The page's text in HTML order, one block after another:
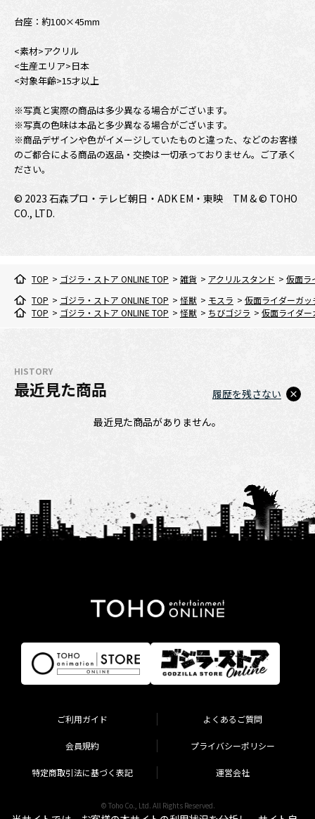
台座：約100×45mm
<素材>アクリル
<生産エリア>日本
<対象年齢>15才以上
※写真と実際の商品は多少異なる場合がございます。
※写真の色味は本品と多少異なる場合がございます。
※商品デザインや色がイメージしていたものと違った、などのお客様
のご都合による商品の返品・交換は一切承っておりません。ご了承く
ださい。
© 2023 石森プロ・テレビ朝日・ADK EM・東映 TM & © TOHO
CO., LTD.
TOP > ゴジラ・ストア ONLINE TOP > 雑貨 > アクリルスタンド > 仮面ラ
TOP > ゴジラ・ストア ONLINE TOP > 怪獣 > モスラ > 仮面ライダーガ
TOP > ゴジラ・ストア ONLINE TOP > 怪獣 > ちびゴジラ > 仮面ライダ
HISTORY
最近見た商品
最近見た商品がありません。
履歴を残さない
ご利用ガイド よくあるご質問
会員規約 プライバシーポリシー
特定商取引法に基づく表記 運営会社
© Toho Co., Ltd. All Rights Reserved.